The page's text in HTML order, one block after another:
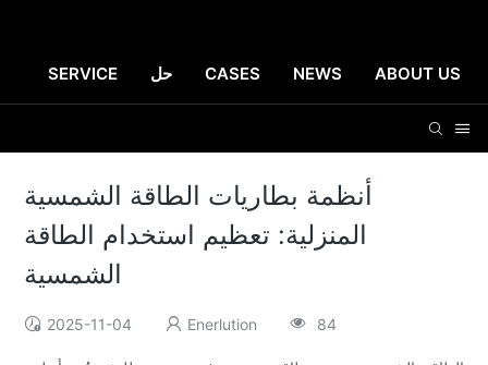
SERVICE حل CASES NEWS ABOUT US
أنظمة بطاريات الطاقة الشمسية
المنزلية: تعظيم استخدام الطاقة
الشمسية
2025-11-04 Enerlution 84